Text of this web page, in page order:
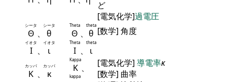
ど
[電気化学]過電圧
Θ
シータ
、 θ
シータ
Θ
Theta
、 θ
theta
[数学] 角度
Ι
イオタ
、 ι
イオタ
Ι
Theta
、 ι
theta
Κ
カッパ
、 κ
カッパ Κ
Kappa
、
kappa
[電気化学] 導電率κ
[数学] 曲率